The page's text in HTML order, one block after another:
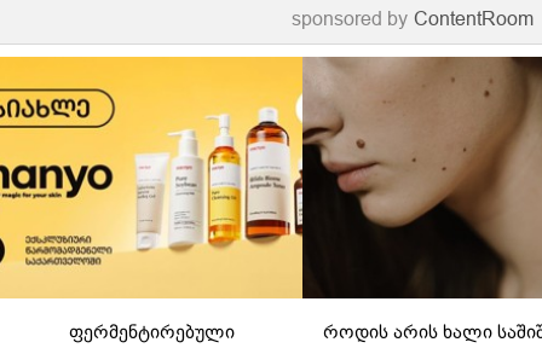
sponsored by ContentRoom
ფერმენტირებული
როდის არის ხალი